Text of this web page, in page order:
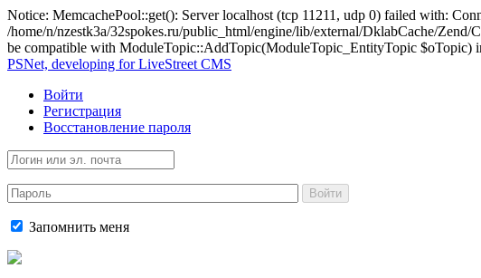
Notice: MemcachePool::get(): Server localhost (tcp 11211, udp 0) failed with:
/home/n/nzestk3a/32spokes.ru/public_html/engine/lib/external/DklabCache/
be compatible with ModuleTopic::AddTopic(ModuleTopic_EntityTopic $oTopic)
PSNet, developing for LiveStreet CMS
Войти
Регистрация
Восстановление пароля
Войти
Запомнить меня